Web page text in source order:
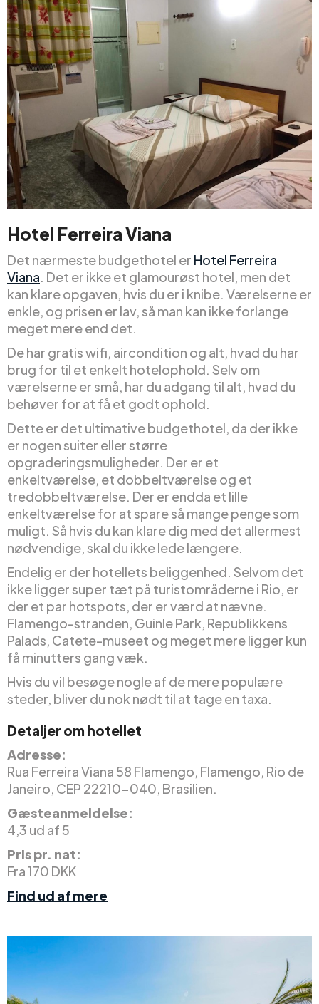
Hotel Ferreira Viana
Det nærmeste budgethotel er Hotel Ferreira
Viana. Det er ikke et glamourøst hotel, men det
kan klare opgaven, hvis du er i knibe. Værelserne er
enkle, og prisen er lav, så man kan ikke forlange
meget mere end det.
De har gratis wifi, aircondition og alt, hvad du har
brug for til et enkelt hotelophold. Selv om
værelserne er små, har du adgang til alt, hvad du
behøver for at få et godt ophold.
Dette er det ultimative budgethotel, da der ikke
er nogen suiter eller større
opgraderingsmuligheder. Der er et
enkeltværelse, et dobbeltværelse og et
tredobbeltværelse. Der er endda et lille
enkeltværelse for at spare så mange penge som
muligt. Så hvis du kan klare dig med det allermest
nødvendige, skal du ikke lede længere.
Endelig er der hotellets beliggenhed. Selvom det
ikke ligger super tæt på turistområderne i Rio, er
der et par hotspots, der er værd at nævne.
Flamengo-stranden, Guinle Park, Republikkens
Palads, Catete-museet og meget mere ligger kun
få minutters gang væk.
Hvis du vil besøge nogle af de mere populære
steder, bliver du nok nødt til at tage en taxa.
Detaljer om hotellet
Adresse:
Rua Ferreira Viana 58 Flamengo, Flamengo, Rio de
Janeiro, CEP 22210-040, Brasilien.
Gæsteanmeldelse:
4,3 ud af 5
Pris pr. nat:
Fra 170 DKK
Find ud af mere